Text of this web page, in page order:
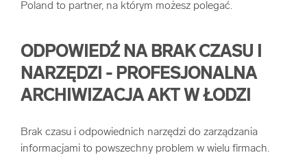
Poland to partner, na którym możesz polegać.
ODPOWIEDŹ NA BRAK CZASU I
NARZĘDZI - PROFESJONALNA
ARCHIWIZACJA AKT W ŁODZI
Brak czasu i odpowiednich narzędzi do zarządzania
informacjami to powszechny problem w wielu firmach.